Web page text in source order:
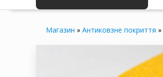
Магазин » Антиковзне покриття »